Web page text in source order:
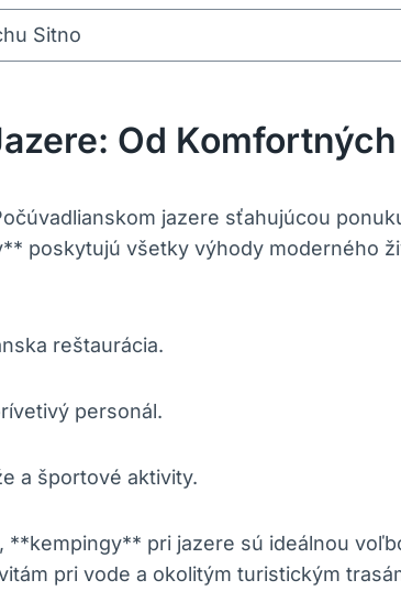
Sitno
Od
jazere sťahujúcou
poskytujú všetky výhody moderného
reštaurácia.
personál.
a športové aktivity.
pri jazere sú ideálnou
pri vode a okolitým turistickým